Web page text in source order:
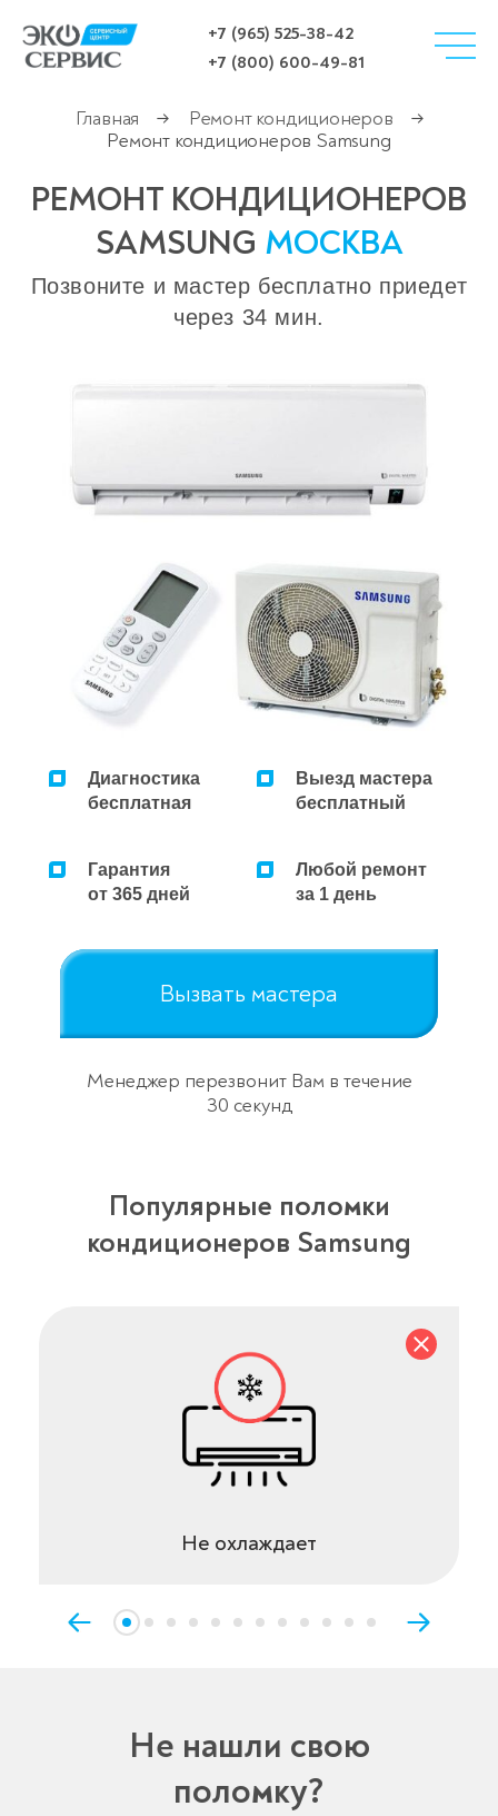
+7 (965) 525-38-42
+7 (800) 600-49-81
Главная → Ремонт кондиционеров
→
Ремонт кондиционеров Samsung
РЕМОНТ КОНДИЦИОНЕРОВ
SAMSUNG МОСКВА
Позвоните и мастер бесплатно приедет
через 34 мин.
Диагностика
бесплатная
Выезд мастера
бесплатный
Гарантия
от 365 дней
Любой ремонт
за 1 день
Вызвать мастера
Менеджер перезвонит Вам в течение
30 секунд
Популярные поломки
кондиционеров Samsung
Не охлаждает
Не нашли свою
поломку?